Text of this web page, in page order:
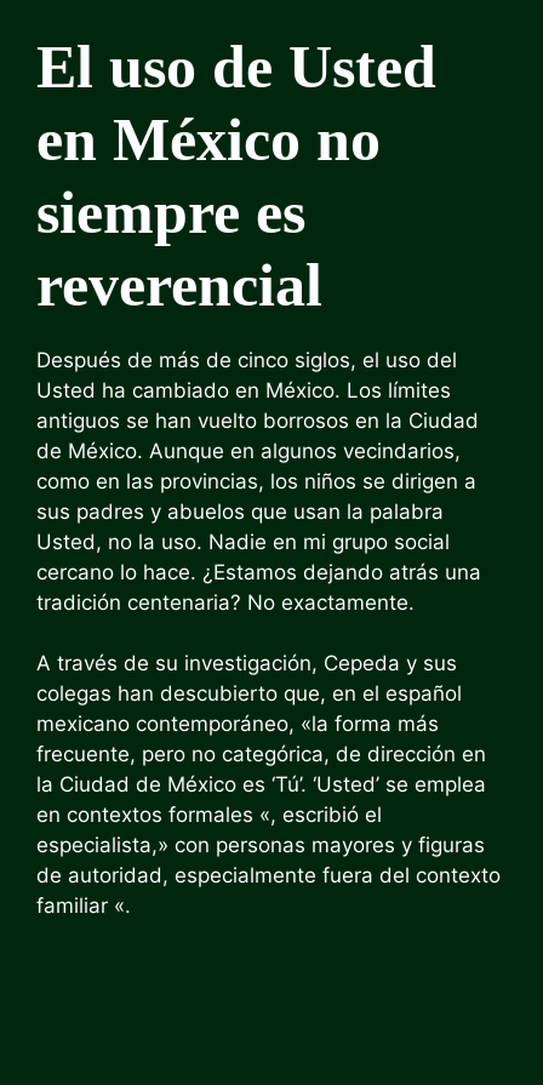
El uso de Usted
en México no
siempre es
reverencial
Después de más de cinco siglos, el uso del
Usted ha cambiado en México. Los límites
antiguos se han vuelto borrosos en la Ciudad
de México. Aunque en algunos vecindarios,
como en las provincias, los niños se dirigen a
sus padres y abuelos que usan la palabra
Usted, no la uso. Nadie en mi grupo social
cercano lo hace. ¿Estamos dejando atrás una
tradición centenaria? No exactamente.
A través de su investigación, Cepeda y sus
colegas han descubierto que, en el español
mexicano contemporáneo, «la forma más
frecuente, pero no categórica, de dirección en
la Ciudad de México es ‘Tú’. ‘Usted’ se emplea
en contextos formales «, escribió el
especialista,» con personas mayores y figuras
de autoridad, especialmente fuera del contexto
familiar «.